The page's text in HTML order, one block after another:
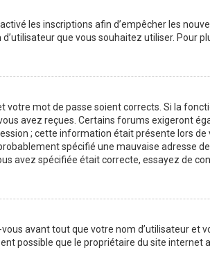
les inscriptions afin d’empêcher les
que vous souhaitez utiliser. Pour
votre mot de passe soient corrects. Si la
avez reçues. Certains forums exigeront
; cette information était présente lors
spécifié une mauvaise adresse
avez spécifiée était correcte, essayez de
avant tout que votre nom d’utilisateur
possible que le propriétaire du site internet